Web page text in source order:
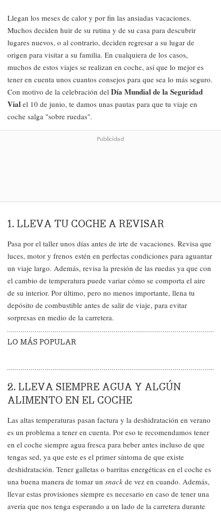
Llegan los meses de calor y por fin las ansiadas vacaciones.
Muchos deciden huir de su rutina y de su casa para descubrir
lugares nuevos, o al contrario, deciden regresar a su lugar de
origen para visitar a su familia. En cualquiera de los casos,
muchos de estos viajes se realizan en coche, así que lo mejor es
tener en cuenta unos cuantos consejos para que sea lo más seguro.
Con motivo de la celebración del Día Mundial de la Seguridad
Vial el 10 de junio, te damos unas pautas para que tu viaje en
coche salga "sobre ruedas".
Publicidad
1. LLEVA TU COCHE A REVISAR
Pasa por el taller unos días antes de irte de vacaciones. Revisa que
luces, motor y frenos estén en perfectas condiciones para aguantar
un viaje largo. Además, revisa la presión de las ruedas ya que con
el cambio de temperatura puede variar cómo se comporta el aire
de su interior. Por último, pero no menos importante, llena tu
depósito de combustible antes de salir de viaje, para evitar
sorpresas en medio de la carretera.
LO MÁS POPULAR
2. LLEVA SIEMPRE AGUA Y ALGÚN
ALIMENTO EN EL COCHE
Las altas temperaturas pasan factura y la deshidratación en verano
es un problema a tener en cuenta. Por eso te recomendamos tener
en el coche siempre agua fresca para beber antes incluso de que
tengas sed, ya que este es el primer síntoma de que existe
deshidratación. Tener galletas o barritas energéticas en el coche es
una buena manera de tomar un snack de vez en cuando. Además,
llevar estas provisiones siempre es necesario en caso de tener una
avería que nos tenga esperando a un lado de la carretera durante